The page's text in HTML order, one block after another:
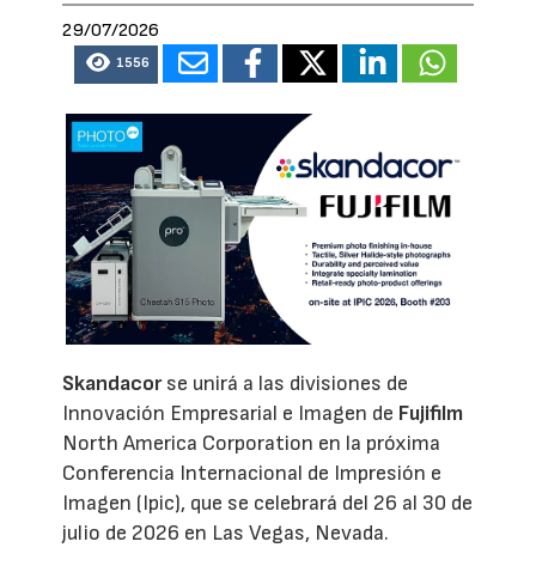
29/07/2026
1556
Skandacorse unirá a las divisiones de
Innovación Empresarial e Imagen de Fujifilm
North America Corporation en la próxima
Conferencia Internacional de Impresión e
Imagen (Ipic), que se celebrará del 26 al 30 de
julio de 2026 en Las Vegas, Nevada.